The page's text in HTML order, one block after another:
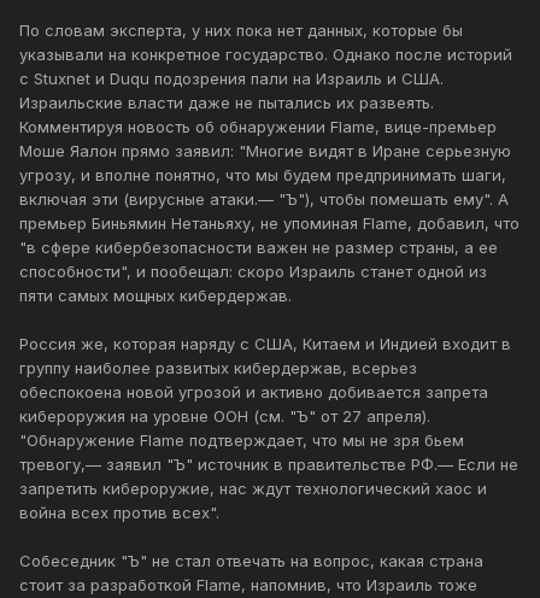
По словам эксперта, у них пока нет данных, которые бы
указывали на конкретное государство. Однако после историй
с Stuxnet и Duqu подозрения пали на Израиль и США.
Израильские власти даже не пытались их развеять.
Комментируя новость об обнаружении Flame, вице-премьер
Моше Яалон прямо заявил: "Многие видят в Иране серьезную
угрозу, и вполне понятно, что мы будем предпринимать шаги,
включая эти (вирусные атаки.— "Ъ"), чтобы помешать ему". А
премьер Биньямин Нетаньяху, не упоминая Flame, добавил, что
"в сфере кибербезопасности важен не размер страны, а ее
способности", и пообещал: скоро Израиль станет одной из
пяти самых мощных кибердержав.
Россия же, которая наряду с США, Китаем и Индией входит в
группу наиболее развитых кибердержав, всерьез
обеспокоена новой угрозой и активно добивается запрета
кибероружия на уровне ООН (см. "Ъ" от 27 апреля).
"Обнаружение Flame подтверждает, что мы не зря бьем
тревогу,— заявил "Ъ" источник в правительстве РФ.— Если не
запретить кибероружие, нас ждут технологический хаос и
война всех против всех".
Собеседник "Ъ" не стал отвечать на вопрос, какая страна
стоит за разработкой Flame, напомнив, что Израиль тоже